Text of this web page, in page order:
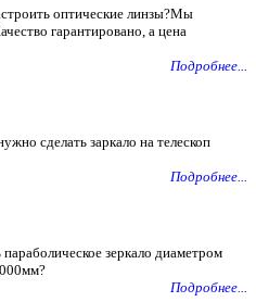
оптические линзы?Мы
гарантировано, а цена
Подробнее...
сделать заркало на телескоп
Подробнее...
зеркало диаметром
Подробнее...